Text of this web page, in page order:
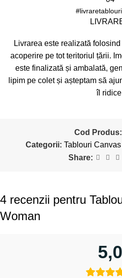
Livrarea este realizată
acoperire pe tot teritoriul țării.
este finalizată și ambalată,
lipim pe colet și așteptam să
îl
Cod Produs:
Categorii: Tablouri Canvas
Share:
4 recenzii pentru
Woman
5,0